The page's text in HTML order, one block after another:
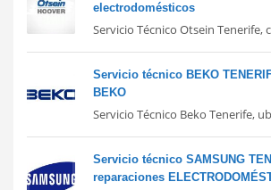
electrodomésticos
Servicio Técnico Otsein Tenerife,
Servicio técnico BEKO
BEKO
Servicio Técnico Beko Tenerife,
Servicio técnico SAMSUNG
reparaciones